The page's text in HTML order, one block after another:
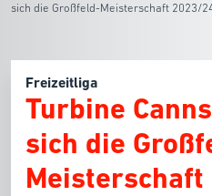
sich die Großfeld-Meisterschaft 2023/
Freizeitliga
Turbine
sich die